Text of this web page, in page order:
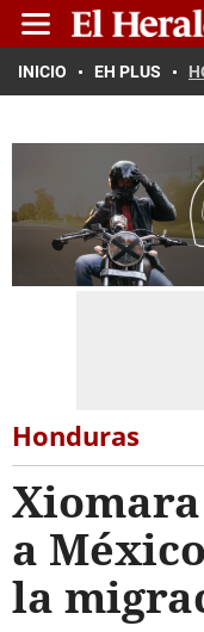
INICIO EH PLUS
Honduras
a
la